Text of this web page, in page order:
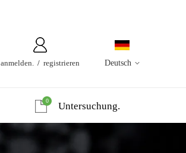
Deutsch
anmelden. / registrieren
Untersuchung.
0